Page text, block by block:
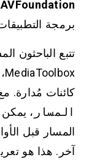
AVFoundation
برمجة
تتبع الباحثون
MediaToolbox، وتحديداً كيف
كائنات مُدارة.
المسار ،
المسار قبل
آخر. هذا هو